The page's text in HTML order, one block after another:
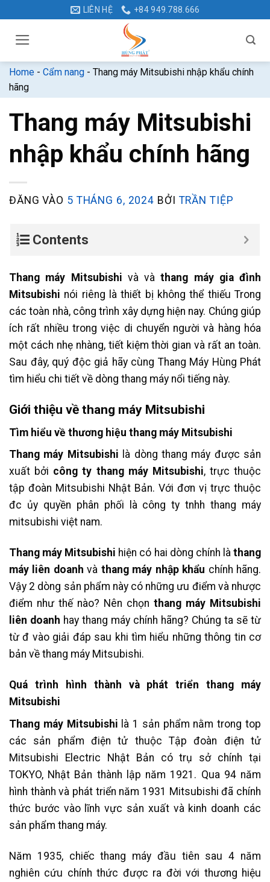
dung
LIÊN HỆ +84 949.788.666
Home - Cẩm nang - Thang máy Mitsubishi nhập khẩu chính
hãng
Thang máy Mitsubishi
nhập khẩu chính hãng
ĐĂNG VÀO 5 THÁNG 6, 2024 BỞI TRẦN TIỆP
Contents
Thang máy Mitsubishi và vàthang máy gia đình
Mitsubishi nói riêng là thiết bị không thể thiếu Trong
các toàn nhà, công trình xây dựng hiện nay. Chúng giúp
ích rất nhiều trong việc di chuyển người và hàng hóa
một cách nhẹ nhàng, tiết kiệm thời gian và rất an toàn.
Sau đây, quý độc giả hãy cùng Thang Máy Hùng Phát
tìm hiểu chi tiết về dòng thang máy nổi tiếng này.
Giới thiệu về thang máy Mitsubishi
Tìm hiểu về thương hiệu thang máy Mitsubishi
Thang máy Mitsubishi là dòng thang máy được sản
xuất bởi công ty thang máy Mitsubishi, trực thuộc
tập đoàn Mitsubishi Nhật Bản. Với đơn vị trực thuộc
đc ủy quyền phân phối là công ty tnhh thang máy
mitsubishi việt nam.
Thang máy Mitsubishi hiện có hai dòng chính làthang
máy liên doanh và thang máy nhập khẩu chính hãng.
Vậy 2 dòng sản phẩm này có những ưu điểm và nhược
điểm như thế nào? Nên chọn thang máy Mitsubishi
liên doanh hay thang máy chính hãng? Chúng ta sẽ từ
từ đ vào giải đáp sau khi tìm hiểu những thông tin cơ
bản về thang máy Mitsubishi.
Quá trình hình thành và phát triển thang máy
Mitsubishi
Thang máy Mitsubishi là 1 sản phẩm nằm trong top
các sản phẩm điện tử thuộc Tập đoàn điện tử
Mitsubishi Electric Nhật Bản có trụ sở chính tại
TOKYO, Nhật Bản thành lập năm 1921. Qua 94 năm
hình thành và phát triển năm 1931 Mitsubishi đã chính
thức bước vào lĩnh vực sản xuất và kinh doanh các
sản phẩm thang máy.
Năm 1935, chiếc thang máy đầu tiên sau 4 năm
nghiên cứu chính thức được ra đời với thương hiệu